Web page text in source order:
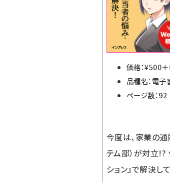
価格：¥500
品種名：電子
ページ数：92
今度は、家業の
テム部）が対立!?
ション』で解決して